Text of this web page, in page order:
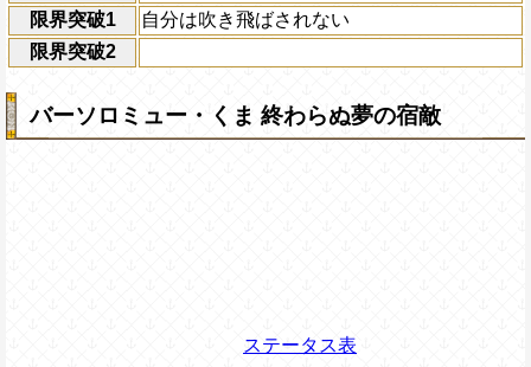
限界突破1
自分は吹き飛ばされない
限界突破2
バーソロミュー・くま 終わらぬ夢の宿敵
ステータス表